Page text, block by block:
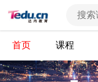
首页 课程